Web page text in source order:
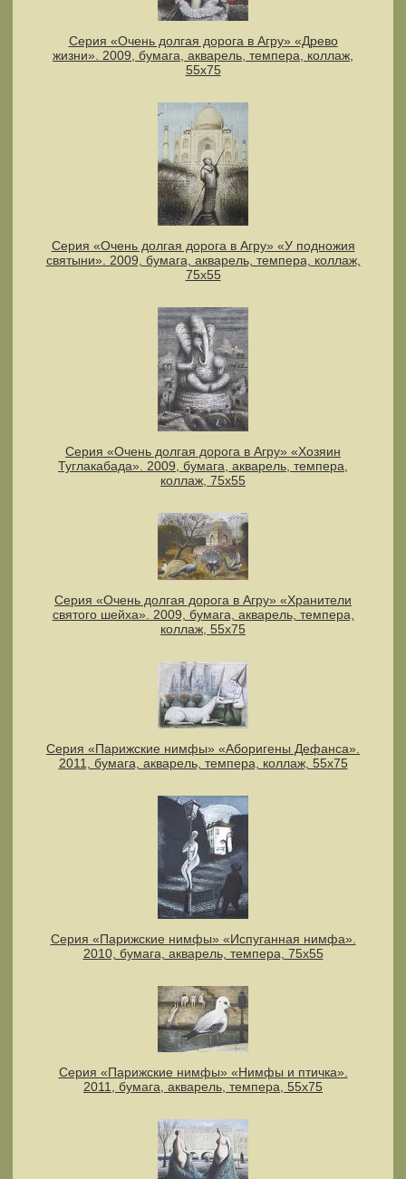
Серия «Очень долгая дорога в Агру» «Древо
жизни». 2009, бумага, акварель, темпера, коллаж,
55х75
Серия «Очень долгая дорога в Агру» «У подножия
святыни». 2009, бумага, акварель, темпера, коллаж,
75х55
Серия «Очень долгая дорога в Агру» «Хозяин
Туглакабада». 2009, бумага, акварель, темпера,
коллаж, 75х55
Серия «Очень долгая дорога в Агру» «Хранители
святого шейха». 2009, бумага, акварель, темпера,
коллаж, 55х75
Серия «Парижские нимфы» «Аборигены Дефанса».
2011, бумага, акварель, темпера, коллаж, 55x75
Серия «Парижские нимфы» «Испуганная нимфа».
2010, бумага, акварель, темпера, 75х55
Серия «Парижские нимфы» «Нимфы и птичка».
2011, бумага, акварель, темпера, 55x75